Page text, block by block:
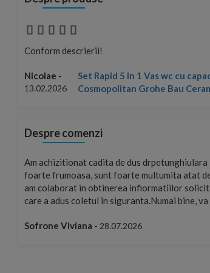
Conform descrierii!
Nicolae -
13.02.2026
Set Rapid 5 in 1 Vas wc cu
Cosmopolitan Grohe Bau
Despre comenzi
Am achizitionat cadita de dus drpetunghiulara
foarte frumoasa, sunt foarte multumita atat
am colaborat in obtinerea infiormatiilor
care a adus coletul in siguranta.Numai bine,
Sofrone Viviana - 28.07.2026